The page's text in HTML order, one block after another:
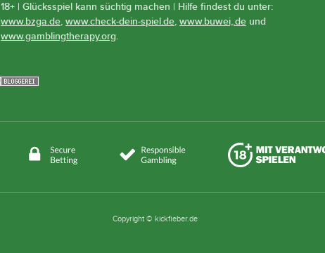
18+ | Glücksspiel kann süchtig machen | Hilfe findest du unter:
www.bzga.de, www.check-dein-spiel.de, www.buwei,.de und
www.gamblingtherapy.org.
Copyright © kickfieber.de